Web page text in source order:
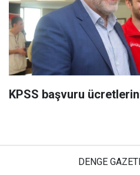
KPSS başvuru
DENGE